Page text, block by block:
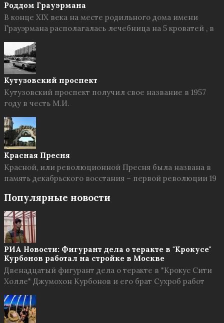
Роддом Грауэрмана
В конце XIX века на месте родильного дома имени
Грауэрмана располагалась лечебница на 5 кроватей , в
Кутузовский проспект
Кутузовский проспект получил свое название в 1957
году в честь М.И.
Красная Пресня
Красной, или революционной Пресня была названа в
память декабрьского восстания – первой революции 19
Популярные новости
РИА Новости: Фигурант дела о теракте в "Крокусе"
Курбонов работал на стройке в Москве
Двенадцатый фигурант дела о теракте в "Крокус Сити
Холле" Джумохон Курбонов и его брат Сухроб работ